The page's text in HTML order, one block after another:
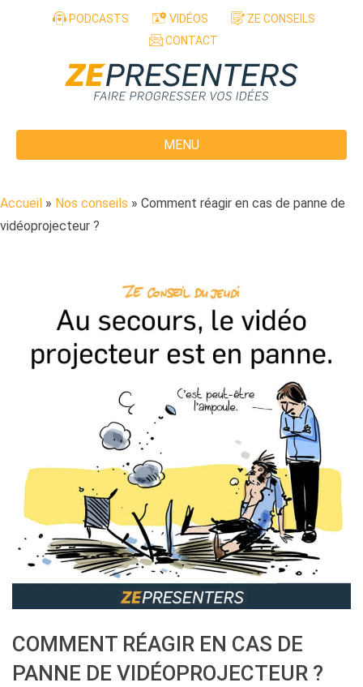
Aller au contenu
PODCASTS VIDÉOS
ZE CONSEILS
CONTACT
MENU
Accueil » Nos conseils » Comment réagir en cas de panne de
vidéoprojecteur ?
COMMENT RÉAGIR EN CAS DE
PANNE DE VIDÉOPROJECTEUR ?